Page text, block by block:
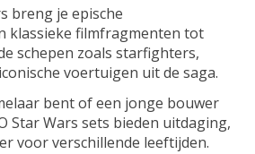
breng je epische
klassieke filmfragmenten tot
schepen zoals starfighters,
voertuigen uit de saga.
bent of een jonge bouwer
Star Wars sets bieden uitdaging,
voor verschillende leeftijden.